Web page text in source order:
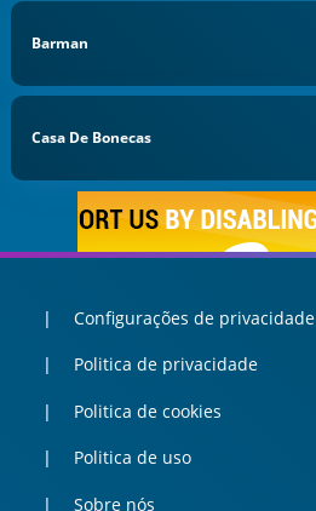
Barman
Casa De Bonecas
Configurações de privacidade
Politica de privacidade
Politica de cookies
Politica de uso
Sobre nós